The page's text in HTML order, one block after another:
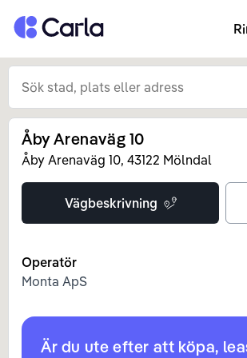
Tillbaka till startsidan
Åby Arenaväg 10
Åby Arenaväg 10, 43122 Mölndal
Vägbeskrivning
Operatör
Monta ApS
Är du ute efter att köpa,